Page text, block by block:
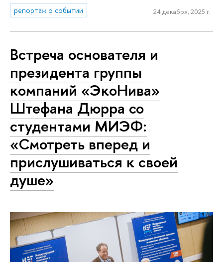
репортаж о событии
24 декабря, 2025 г.
Встреча основателя и
президента группы
компаний «ЭкоНива»
Штефана Дюрра со
студентами МИЭФ:
«Смотреть вперед и
прислушиваться к своей
душе»